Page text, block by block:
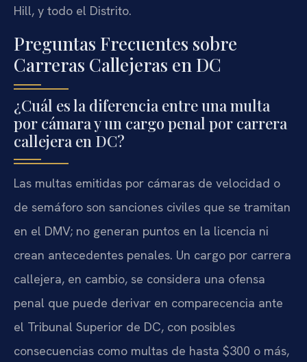
Hill, y todo el Distrito.
Preguntas Frecuentes sobre
Carreras Callejeras en DC
¿Cuál es la diferencia entre una multa
por cámara y un cargo penal por carrera
callejera en DC?
Las multas emitidas por cámaras de velocidad o
de semáforo son sanciones civiles que se tramitan
en el DMV; no generan puntos en la licencia ni
crean antecedentes penales. Un cargo por carrera
callejera, en cambio, se considera una ofensa
penal que puede derivar en comparecencia ante
el Tribunal Superior de DC, con posibles
consecuencias como multas de hasta $300 o más,